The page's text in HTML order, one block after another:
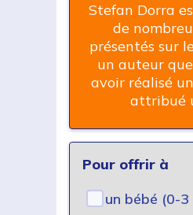
Stefan Dorra
de
présentés sur
un auteur
avoir réalisé
attribué
Pour offrir à
un bébé (0-3